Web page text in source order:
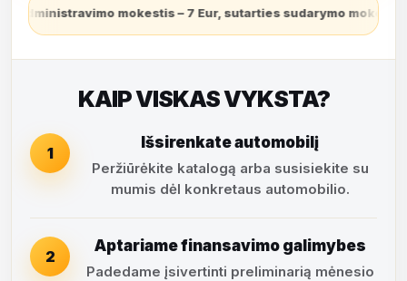
– 7 Eur, sutarties sudarymo mokestis – 3,9%
KAIP VISKAS VYKSTA?
1
Išsirenkate automobilį
Peržiūrėkite katalogą arba susisiekite su
mumis dėl konkretaus automobilio.
2
Aptariame finansavimo galimybes
Padedame įsivertinti preliminarią mėnesio